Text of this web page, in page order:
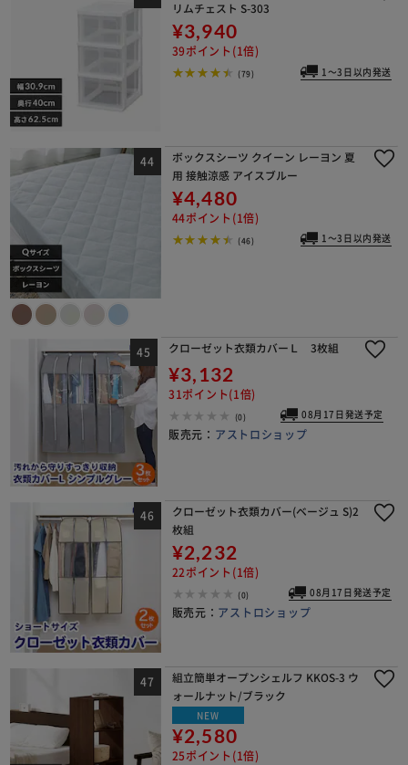
リムチェスト S-303
¥3,940
39ポイント(1倍)
(79) 1～3日以内発送
ボックスシーツ クイーン レーヨン 夏
用 接触涼感 アイスブルー
¥4,480
44ポイント(1倍)
(46) 1～3日以内発送
クローゼット衣類カバーＬ 3枚組
¥3,132
31ポイント(1倍)
(0) 08月17日発送予定
販売元： アストロショップ
クローゼット衣類カバー(ベージュ S)2
枚組
¥2,232
22ポイント(1倍)
(0) 08月17日発送予定
販売元： アストロショップ
組立簡単オープンシェルフ KKOS-3 ウ
ォールナット/ブラック
NEW
¥2,580
25ポイント(1倍)